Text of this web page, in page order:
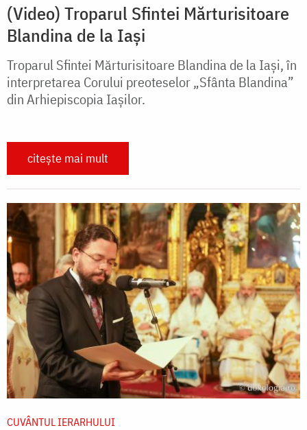
(Video) Troparul Sfintei Mărturisitoare
Blandina de la Iași
Troparul Sfintei Mărturisitoare Blandina de la Iași, în
interpretarea Corului preoteselor „Sfânta Blandina”
din Arhiepiscopia Iașilor.
citește mai mult
CUVÂNTUL IERARHULUI